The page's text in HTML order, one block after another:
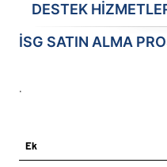
DESTEK
İSG SATIN ALMA
.
Ek